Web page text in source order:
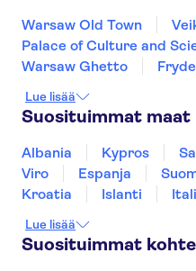
Warsaw Old Town
Palace of Culture and
Warsaw Ghetto
Auschwitz-Birkenaun
Wieliczkan suolakaivos
Wawel Castle
Wawel Cathedral
St.
Krakow Barbican
Lue lisää
Suosituimmat maat
Albania Kypros
Viro
Espanja
Kroatia
Islanti
Portugali
Ruotsi
Turkki
Lue lisää
Suosituimmat